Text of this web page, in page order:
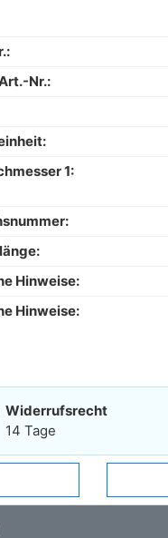
Nr.:
1:
Hinweise:
Hinweise:
Widerrufsrecht
14 Tage